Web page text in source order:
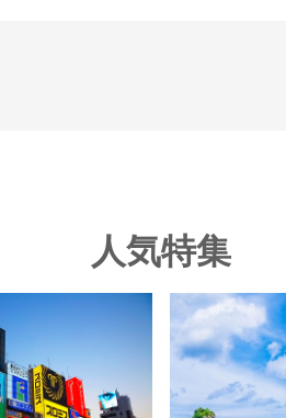
人気特集